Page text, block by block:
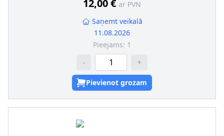
12,00 € ar PVN
Saņemt veikalā
11.08.2026
Pieejams: 1
- +
Pievienot grozam